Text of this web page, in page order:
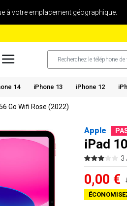
à votre emplacement géographique.
14 iPhone 13 iPhone 12
Go Wifi Rose (2022)
Apple
iPad
3
0,00 €